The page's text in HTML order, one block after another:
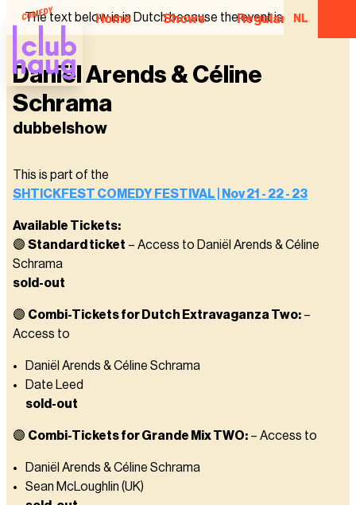
Home Shows Regular NL
The text below is in Dutch because the event is in Dutch.
Daniël Arends & Céline
Schrama
dubbelshow
This is part of the
SHTICKFEST COMEDY FESTIVAL | Nov 21 - 22 - 23
Available Tickets:
🟣 Standard ticket – Access to Daniël Arends & Céline
Schrama
sold-out
🟣 Combi-Tickets for Dutch Extravaganza Two: –
Access to
Daniël Arends & Céline Schrama
Date Leed
sold-out
🟣 Combi-Tickets for Grande Mix TWO: – Access to
Daniël Arends & Céline Schrama
Sean McLoughlin (UK)